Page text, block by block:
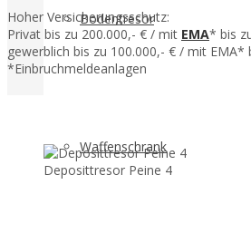
Bodentresor
Waffenschrank
Hoher Versicherungsschutz:
Privat bis zu 200.000,- € / mit EMA* bis
gewerblich bis zu 100.000,- € / mit EMA*
*Einbruchmeldeanlagen
Deposittresor Peine 4